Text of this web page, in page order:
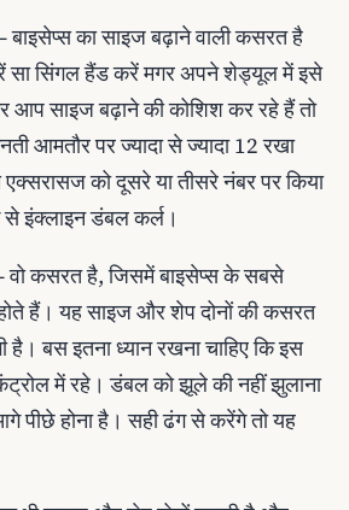
बाइसेप्स का साइज बढ़ाने वाली कसरत है
सा सिंगल हैंड करें मगर अपने शेड्यूल में इसे
आप साइज बढ़ाने की कोशिश कर रहे हैं तो
आमतौर पर ज्यादा से ज्यादा 12 रखा
को दूसरे या तीसरे नंबर पर किया
इंक्लाइन डंबल कर्ल।
वो कसरत है, जिसमें बाइसेप्स के सबसे
हैं। यह साइज और शेप दोनों की कसरत
बस इतना ध्यान रखना चाहिए कि इस
में रहे। डंबल को झूले की नहीं झुलाना
पीछे होना है। सही ढंग से करेंगे तो यह